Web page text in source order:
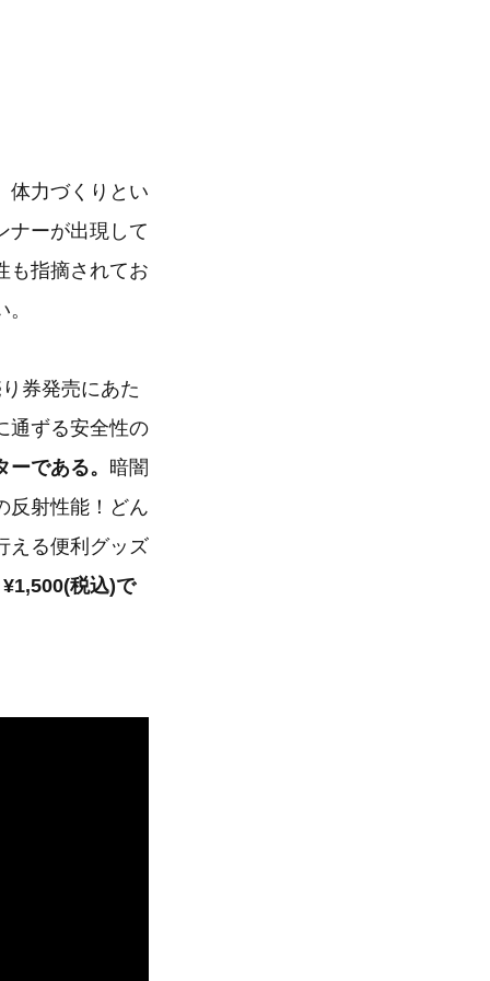
体力づくりとい
ナーが出現して
も指摘されてお
券発売にあた
通ずる安全性の
である。 暗闇
反射性能！どん
える便利グッズ
税込)で